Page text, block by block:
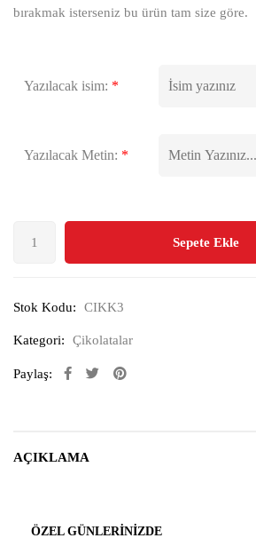
bırakmak isterseniz bu ürün tam size göre.
Yazılacak isim: *
Yazılacak Metin: *
Sepete Ekle
Stok Kodu: CIKK3
Kategori: Çikolatalar
Paylaş:
AÇIKLAMA
ÖZEL GÜNLERINIZDE